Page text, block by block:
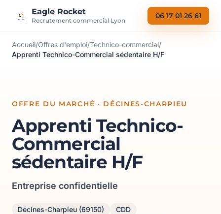
Eagle Rocket
Recrutement commercial Lyon
06 17 01 26 61
Accueil/Offres d'emploi/Technico-commercial/
Apprenti Technico-Commercial sédentaire H/F
OFFRE DU MARCHÉ · DÉCINES-CHARPIEU
Apprenti Technico-
Commercial
sédentaire H/F
Entreprise confidentielle
Décines-Charpieu (69150)
CDD